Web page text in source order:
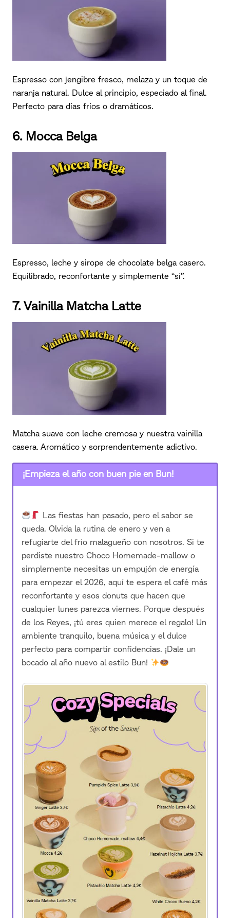
Espresso con jengibre fresco, melaza y un toque de
naranja natural. Dulce al principio, especiado al final.
Perfecto para días fríos o dramáticos.
6. Mocca Belga
Espresso, leche y sirope de chocolate belga casero.
Equilibrado, reconfortante y simplemente “sí”.
7. Vainilla Matcha Latte
Matcha suave con leche cremosa y nuestra vainilla
casera. Aromático y sorprendentemente adictivo.
¡Empieza el año con buen pie en Bun!
Las fiestas han pasado, pero el sabor se
queda. Olvida la rutina de enero y ven a
refugiarte del frío malagueño con nosotros. Si te
perdiste nuestro Choco Homemade-mallow o
simplemente necesitas un empujón de energía
para empezar el 2026, aquí te espera el café más
reconfortante y esos donuts que hacen que
cualquier lunes parezca viernes. Porque después
de los Reyes, ¡tú eres quien merece el regalo! Un
ambiente tranquilo, buena música y el dulce
perfecto para compartir confidencias. ¡Dale un
bocado al año nuevo al estilo Bun!